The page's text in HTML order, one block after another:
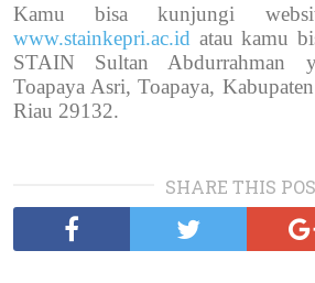
Kamu bisa kunjungi
www.stainkepri.ac.id atau kamu
STAIN Sultan Abdurrahman
Toapaya Asri, Toapaya,
Riau 29132.
SHARE THIS